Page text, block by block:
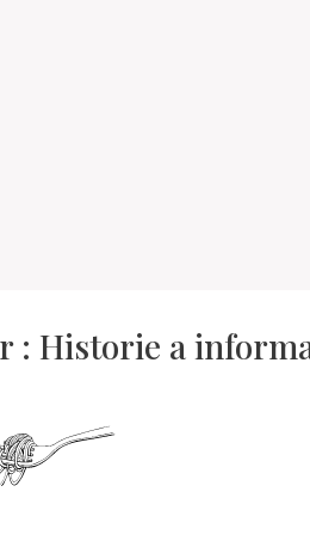
: Historie a